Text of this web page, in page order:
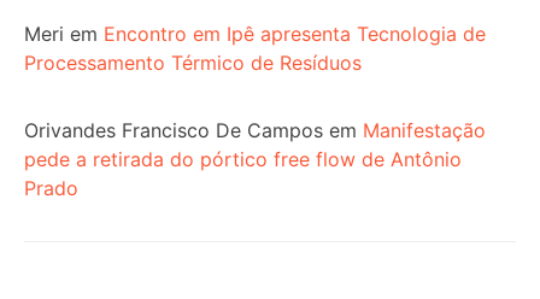
Meri em Encontro em Ipê apresenta Tecnologia de
Processamento Térmico de Resíduos
Orivandes Francisco De Campos em Manifestação
pede a retirada do pórtico free flow de Antônio
Prado